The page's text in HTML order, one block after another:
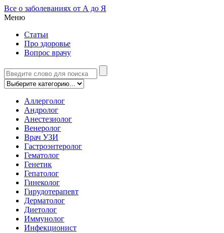
Все о заболеваниях от А до Я
Меню
Статьи
Про здоровье
Вопрос врачу
Аллерголог
Андролог
Анестезиолог
Венеролог
Врач УЗИ
Гастроэнтеролог
Гематолог
Генетик
Гепатолог
Гинеколог
Гирудотерапевт
Дерматолог
Диетолог
Иммунолог
Инфекционист